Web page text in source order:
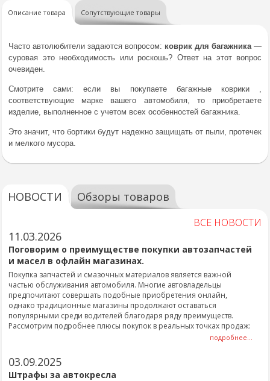
Описание товара Сопутствующие товары
Часто автолюбители задаются вопросом: коврик для багажника—
суровая это необходимость или роскошь? Ответ на этот вопрос
очевиден.
Смотрите сами: если вы покупаете багажные коврики ,
соответствующие марке вашего автомобиля, то приобретаете
изделие, выполненное с учетом всех особенностей багажника.
Это значит, что бортики будут надежно защищать от пыли, протечек
и мелкого мусора.
НОВОСТИ Обзоры товаров
ВСЕ НОВОСТИ
11.03.2026
Поговорим о преимуществе покупки автозапчастей
и масел в офлайн магазинах.
Покупка запчастей и смазочных материалов является важной
частью обслуживания автомобиля. Многие автовладельцы
предпочитают совершать подобные приобретения онлайн,
однако традиционные магазины продолжают оставаться
популярными среди водителей благодаря ряду преимуществ.
Рассмотрим подробнее плюсы покупок в реальных точках продаж:
подробнее...
03.09.2025
Штрафы за автокресла